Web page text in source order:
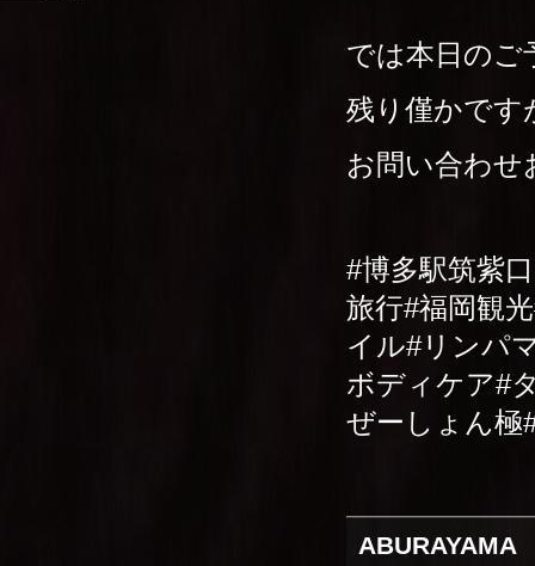
では本日の
残り僅かです
お問い合わせ
#博多駅筑紫
旅行#福岡観
イル#リンパ
ボディケア#
ぜーしょん極
ABURAYAMA